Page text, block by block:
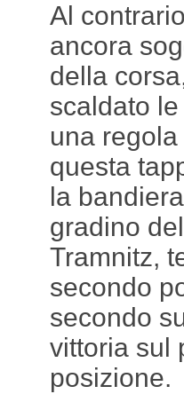
Al
ancora
della
scaldato
una
questa
la
gradino
Tramnitz,
secondo
secondo
vittoria sul
posizione.